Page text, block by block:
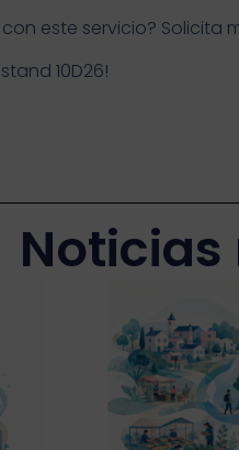
este servicio? Solicita
10D26!